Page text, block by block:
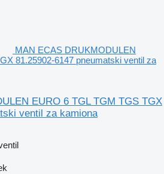
MAN ECAS DRUKMODULEN
81.25902-6147 pneumatski ventil za
EURO 6 TGL TGM TGS TGX
ventil za kamiona